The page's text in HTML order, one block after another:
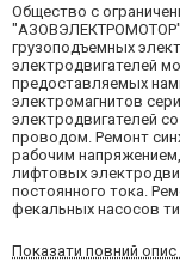
Общество с
"АЗОВЭЛЕКТРОМОТОР"
грузоподъемных
электродвигателей
предоставляемых
электромагнитов
электродвигателей
проводом. Ремонт
рабочим
лифтовых
постоянного тока.
фекальных насосов
Показати повний опис